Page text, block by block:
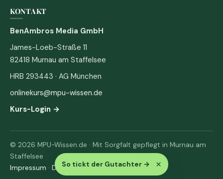
So tickt der Gutachter → ×
KONTAKT
BenAmbros Media GmbH
James-Loeb-Straße 11
82418 Murnau am Staffelsee
HRB 293443 · AG München
onlinekurs@mpu-wissen.de
Kurs-Login →
© 2026 MPU-Wissen.de · Mit Sorgfalt gepflegt in Murnau am
Staffelsee
Impressum · Datenschutz & AGB